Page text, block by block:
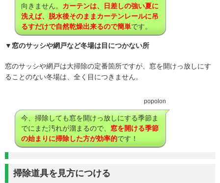
向きません。 カーテンは、日差しの強い夏に
洗えば、脱水後そのままカーテンレールに吊
るすだけで自然乾燥出来るので簡単です。
▼窓のサッシや網戸など冬場は目につかない所
窓のサッシや網戸は大掃除の定番箇所ですが、窓を開けっ放しにす
ることのない冬場は、全く目につきません。
popolon
今、掃除しても窓を開けっ放しにする季節ま
でにまた汚れが溜まるので、 窓を開ける季節
の始まりに掃除した方が効率的です！
掃除道具を見方につける